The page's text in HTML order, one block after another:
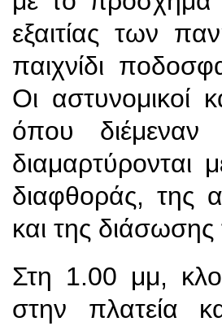
εξαιτίας των
παιχνίδι
Οι αστυνομικοί
όπου διέμεναν
διαμαρτύρονται
διαφθοράς, της
και της
Στη 1.00 μμ,
στην πλατεία